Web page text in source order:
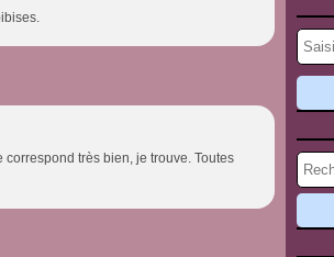
très bien, je trouve. Toutes